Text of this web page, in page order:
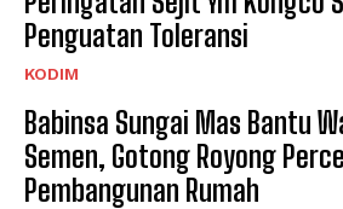
Penguatan Toleransi
KODIM
Babinsa Sungai Mas Bantu
Semen, Gotong Royong
Pembangunan Rumah